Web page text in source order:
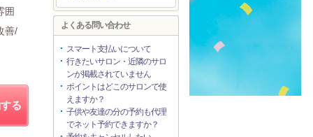
囲
善/
る
よくある問い合わせ
スマート支払いについて
行きたいサロン・近隣のサロ
ンが掲載されていません
ポイントはどこのサロンで使
えますか？
子供や友達の分の予約も代理
でネット予約できますか？